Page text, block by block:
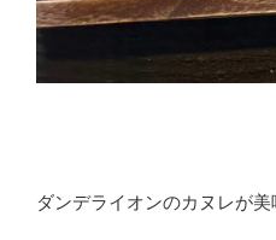
ダンデライオンのカヌレが